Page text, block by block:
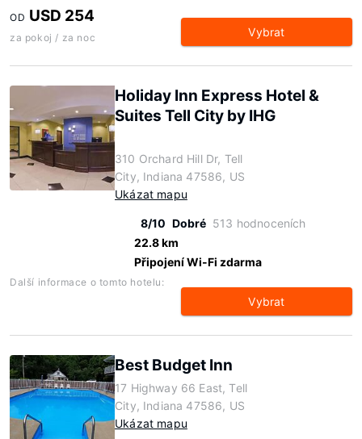
OD USD 254
za pokoj / za noc Vybrat
Holiday Inn Express Hotel &
Suites Tell City by IHG
310 Orchard Hill Dr, Tell
City, Indiana 47586, US
Ukázat mapu
8/10 Dobré 513 hodnoceních
22.8 km
Připojení Wi-Fi zdarma
Další informace o tomto hotelu:
Vybrat
Best Budget Inn
17 Highway 66 East, Tell
City, Indiana 47586, US
Ukázat mapu